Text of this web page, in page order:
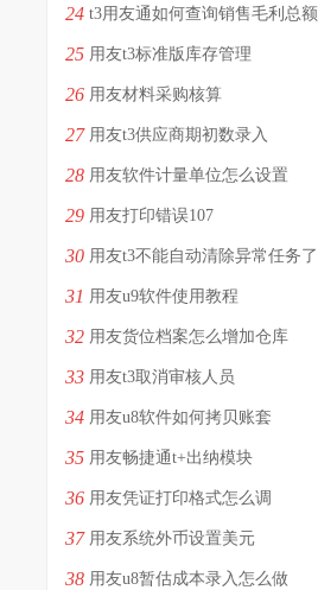
24 t3用友通如何查询销售毛利总额
25 用友t3标准版库存管理
26 用友材料采购核算
27 用友t3供应商期初数录入
28 用友软件计量单位怎么设置
29 用友打印错误107
30 用友t3不能自动清除异常任务了
31 用友u9软件使用教程
32 用友货位档案怎么增加仓库
33 用友t3取消审核人员
34 用友u8软件如何拷贝账套
35 用友畅捷通t+出纳模块
36 用友凭证打印格式怎么调
37 用友系统外币设置美元
38 用友u8暂估成本录入怎么做